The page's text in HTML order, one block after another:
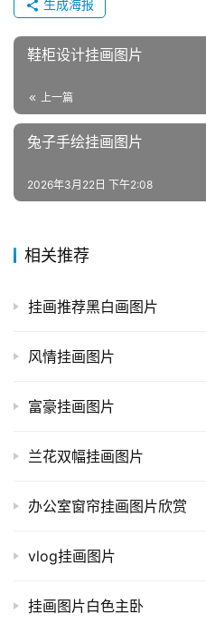
生成海报
鞋柜设计挂画图片
上一篇
兔子手绘挂画图片
2026年3月22日 下午2:08
相关推荐
挂画推荐黑白画图片
风情挂画图片
富豪挂画图片
兰花双幅挂画图片
办公室窗帘挂画图片欣赏
vlog挂画图片
挂画图片白色主卧